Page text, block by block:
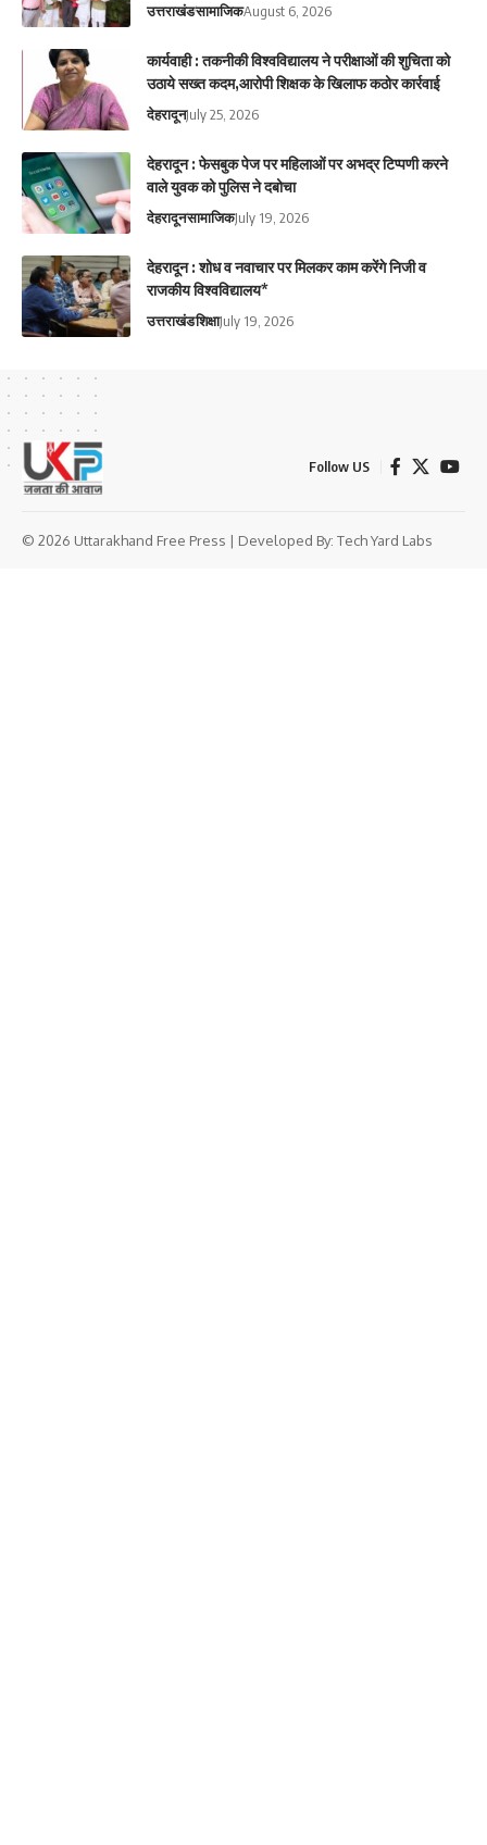
उत्तराखंडसामाजिकAugust 6, 2026
कार्यवाही : तकनीकी विश्वविद्यालय ने परीक्षाओं की शुचिता को
उठाये सख्त कदम,आरोपी शिक्षक के खिलाफ कठोर कार्रवाई
देहरादूनJuly 25, 2026
देहरादून : फेसबुक पेज पर महिलाओं पर अभद्र टिप्पणी करने
वाले युवक को पुलिस ने दबोचा
देहरादूनसामाजिकJuly 19, 2026
देहरादून : शोध व नवाचार पर मिलकर काम करेंगे निजी व
राजकीय विश्वविद्यालय*
उत्तराखंडशिक्षाJuly 19, 2026
Follow US
© 2026 Uttarakhand Free Press | Developed By: Tech Yard Labs